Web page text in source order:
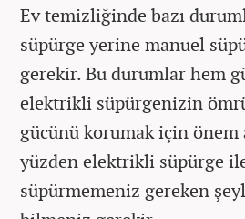
Ev temizliğinde bazı
süpürge yerine manuel
gerekir. Bu durumlar hem
elektrikli süpürgenizin
gücünü korumak için önem
yüzden elektrikli süpürge
süpürmemeniz gereken